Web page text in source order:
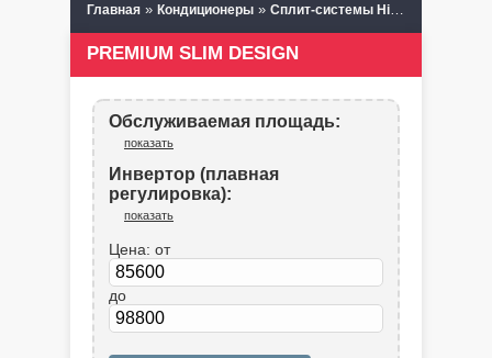
Главная » Кондиционеры » Сплит-системы Hisense
PREMIUM SLIM DESIGN
Обслуживаемая площадь:
показать
Инвертор (плавная
регулировка):
показать
Цена: от
до